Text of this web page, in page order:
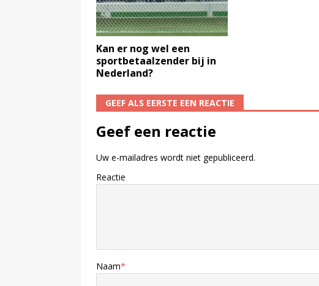
Kan er nog wel een
sportbetaalzender bij in
Nederland?
GEEF ALS EERSTE EEN REACTIE
Geef een reactie
Uw e-mailadres wordt niet gepubliceerd.
Reactie
Naam*